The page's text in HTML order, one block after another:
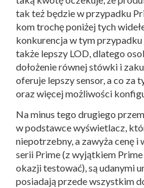
tak też będzie w przypadku
kom trochę poniżej tych
konkurencja w tym
także lepszy LOD, dlatego
dołożenie równej stówki i
oferuje lepszy sensor, a co za
oraz więcej możliwości
Na minus tego drugiego
w podstawce wyświetlacz,
niepotrzebny, a zawyża cenę
serii Prime (z wyjątkiem
okazji testować), są udanymi
posiadają przede wszystkim